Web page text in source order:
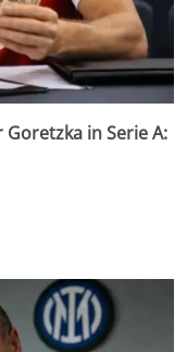
in Serie A: